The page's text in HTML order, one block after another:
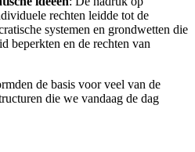
rechten leidde tot de
systemen en grondwetten die
beperkten en de rechten van
de basis voor veel van de
die we vandaag de dag